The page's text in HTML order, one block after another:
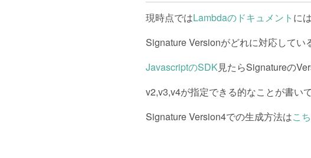
現時点ではLambdaのドキュメント に
Signature Versionがどれに対応してい
JavascriptのSDK見たらSignatureの
v2,v3,v4が指定できる的なことが書い
Signature Version4での生成方法はこ